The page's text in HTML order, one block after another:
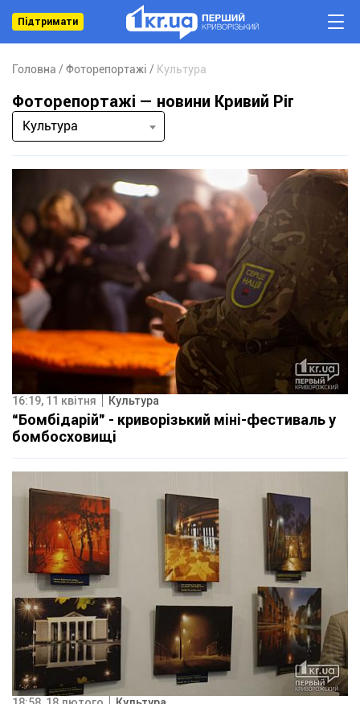
Підтримати
Головна Фоторепортажі Культура
Фоторепортажі — новини Кривий Ріг
Культура
16:19, 11 квітня Культура
“Бомбідарій” - криворізький міні-фестиваль у
бомбосховищі